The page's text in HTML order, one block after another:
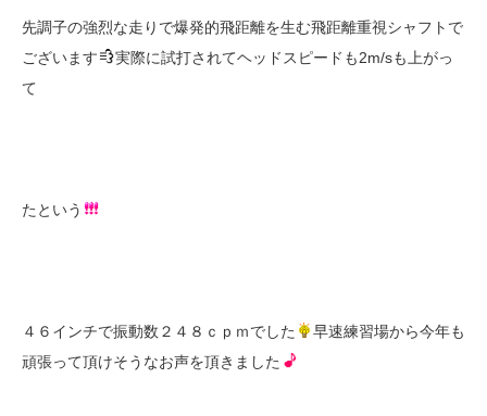
先調子の強烈な走りで爆発的飛距離を生む飛距離重視シャフトで
ございます
実際に試打されてヘッドスピードも2m/sも上がっ
て
たという
４６インチで振動数２４８ｃｐｍでした
早速練習場から今年も
頑張って頂けそうなお声を頂きました